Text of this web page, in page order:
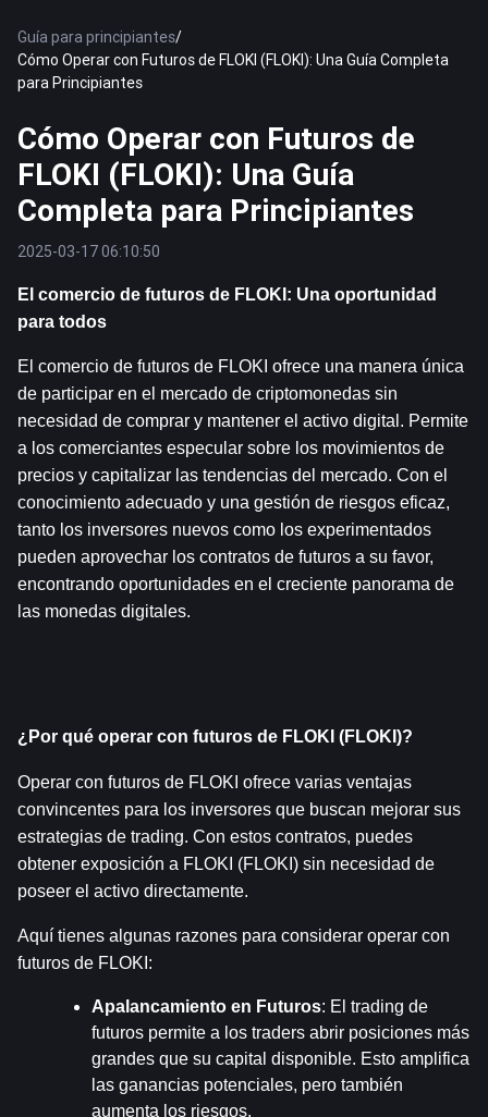
Guía para principiantes/
Cómo Operar con Futuros de FLOKI (FLOKI): Una Guía Completa
para Principiantes
Cómo Operar con Futuros de
FLOKI (FLOKI): Una Guía
Completa para Principiantes
2025-03-17 06:10:50
El comercio de futuros de FLOKI: Una oportunidad
para todos
El comercio de futuros de FLOKI ofrece una manera única
de participar en el mercado de criptomonedas sin
necesidad de comprar y mantener el activo digital. Permite
a los comerciantes especular sobre los movimientos de
precios y capitalizar las tendencias del mercado. Con el
conocimiento adecuado y una gestión de riesgos eficaz,
tanto los inversores nuevos como los experimentados
pueden aprovechar los contratos de futuros a su favor,
encontrando oportunidades en el creciente panorama de
las monedas digitales.
¿Por qué operar con futuros de FLOKI (FLOKI)?
Operar con futuros de FLOKI ofrece varias ventajas
convincentes para los inversores que buscan mejorar sus
estrategias de trading. Con estos contratos, puedes
obtener exposición a FLOKI (FLOKI) sin necesidad de
poseer el activo directamente.
Aquí tienes algunas razones para considerar operar con
futuros de FLOKI:
Apalancamiento en Futuros: El trading de
futuros permite a los traders abrir posiciones más
grandes que su capital disponible. Esto amplifica
las ganancias potenciales, pero también
aumenta los riesgos.